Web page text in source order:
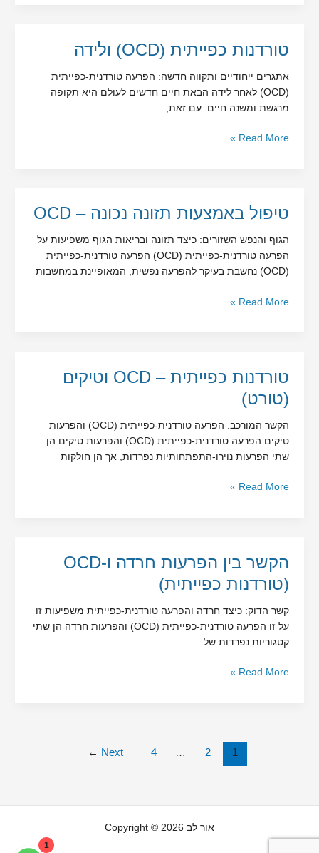
טורדנות כפייתית (OCD) ולידה
אתגרים ייחודיים ותקווה חדשה: הפרעה טורדנית-כפייתית
(OCD) לאחר לידה הבאת חיים חדשים לעולם היא תקופה
מרגשת ומשנה חיים. עם זאת,
טורדנות
(OCD)
ולידה
Read More »
טיפול באמצעות תזונה נכונה – OCD
הגוף והנפש השזורים: כיצד תזונה ובריאות הגוף משפיעות על
הפרעה טורדנית-כפייתית (OCD) הפרעה טורדנית-כפייתית
(OCD) נחשבת בעיקר להפרעה נפשית, המאופיינת במחשבות
טיפול
תזונה
נכונה
–
Read More »
טורדנות כפייתית – OCD וטיקים
(טורט)
הקשר המורכב: הפרעה טורדנית-כפייתית (OCD) והפרעות
טיקים הפרעה טורדנית-כפייתית (OCD) והפרעות טיקים הן
שתי הפרעות נוירו-התפתחותיות נפרדות, אך הן חולקות
טורדנות
–
OCD
וטיקים
(טורט)
Read More »
הקשר בין הפרעות חרדה ו-OCD
(טורדנות כפייתית)
קשר הדוק: כיצד חרדה והפרעה טורדנית-כפייתית משפיעות זו
על זו הפרעה טורדנית-כפייתית (OCD) והפרעות חרדה הן שתי
קטגוריות נפרדות של
הקשר
הפרעות
כפייתית)
Read More »
1
2
…
4
Next
←
Copyright © 2026 אור לב
1